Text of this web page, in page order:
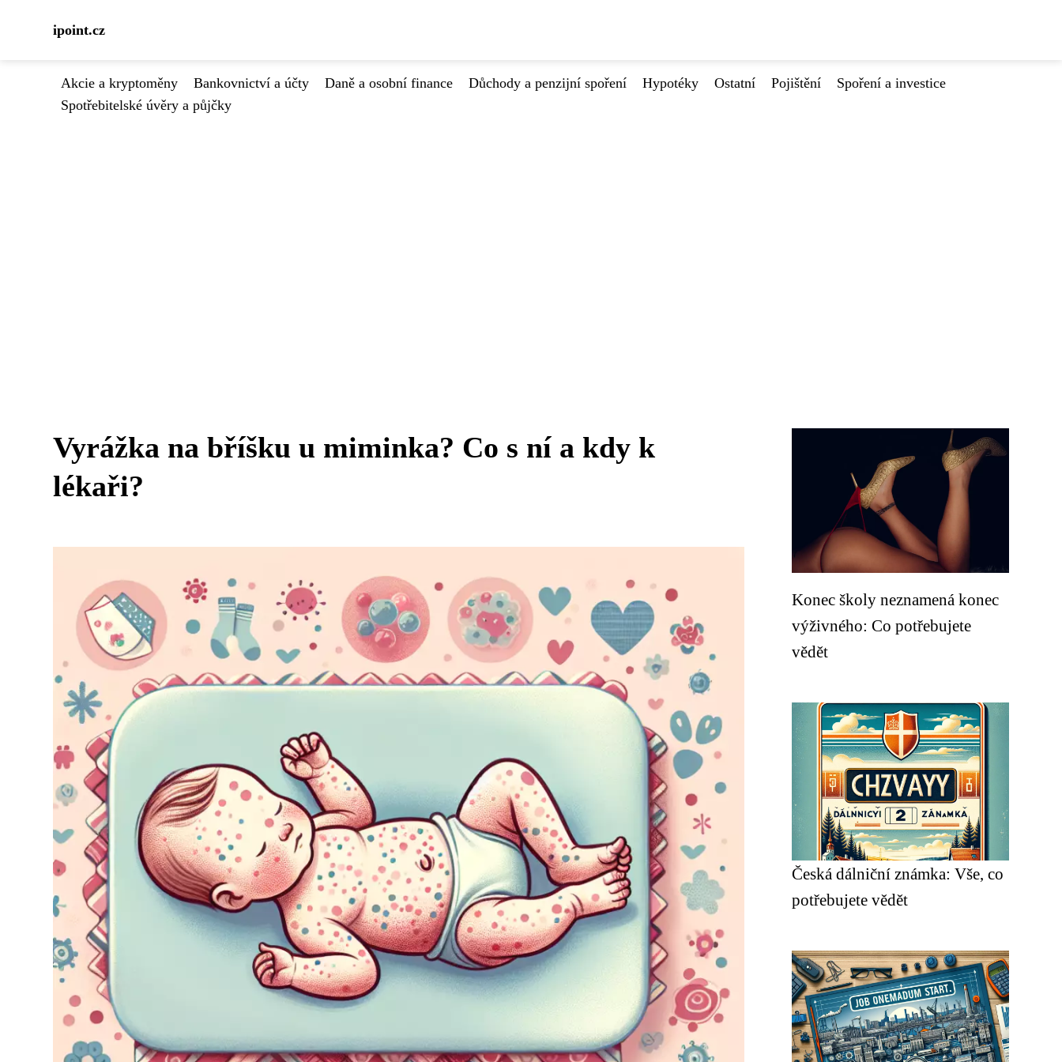
ipoint.cz
Akcie a kryptoměny Bankovnictví a účty Daně a osobní finance Důchody a penzijní spoření Hypotéky Ostatní Pojištění
Spoření a investice
Spotřebitelské úvěry a půjčky
Vyrážka na bříšku u miminka? Co s ní a kdy k
lékaři?
Konec školy neznamená konec
výživného: Co potřebujete
vědět
Česká dálniční známka: Vše, co
potřebujete vědět